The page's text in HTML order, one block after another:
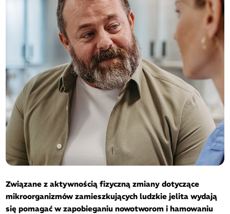
Związane z aktywnością fizyczną zmiany dotyczące
mikroorganizmów zamieszkujących ludzkie jelita wydają
się pomagać w zapobieganiu nowotworom i hamowaniu